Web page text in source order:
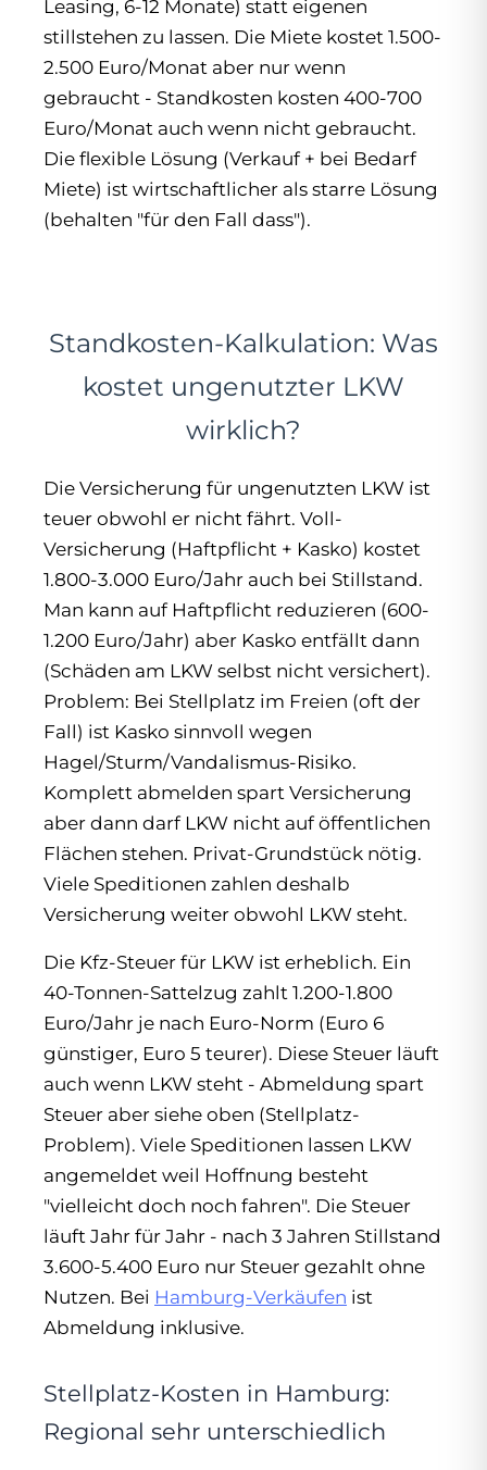
Leasing, 6-12 Monate) statt eigenen
stillstehen zu lassen. Die Miete kostet 1.500-
2.500 Euro/Monat aber nur wenn
gebraucht - Standkosten kosten 400-700
Euro/Monat auch wenn nicht gebraucht.
Die flexible Lösung (Verkauf + bei Bedarf
Miete) ist wirtschaftlicher als starre Lösung
(behalten "für den Fall dass").
Standkosten-Kalkulation: Was
kostet ungenutzter LKW
wirklich?
Die Versicherung für ungenutzten LKW ist
teuer obwohl er nicht fährt. Voll-
Versicherung (Haftpflicht + Kasko) kostet
1.800-3.000 Euro/Jahr auch bei Stillstand.
Man kann auf Haftpflicht reduzieren (600-
1.200 Euro/Jahr) aber Kasko entfällt dann
(Schäden am LKW selbst nicht versichert).
Problem: Bei Stellplatz im Freien (oft der
Fall) ist Kasko sinnvoll wegen
Hagel/Sturm/Vandalismus-Risiko.
Komplett abmelden spart Versicherung
aber dann darf LKW nicht auf öffentlichen
Flächen stehen. Privat-Grundstück nötig.
Viele Speditionen zahlen deshalb
Versicherung weiter obwohl LKW steht.
Die Kfz-Steuer für LKW ist erheblich. Ein
40-Tonnen-Sattelzug zahlt 1.200-1.800
Euro/Jahr je nach Euro-Norm (Euro 6
günstiger, Euro 5 teurer). Diese Steuer läuft
auch wenn LKW steht - Abmeldung spart
Steuer aber siehe oben (Stellplatz-
Problem). Viele Speditionen lassen LKW
angemeldet weil Hoffnung besteht
"vielleicht doch noch fahren". Die Steuer
läuft Jahr für Jahr - nach 3 Jahren Stillstand
3.600-5.400 Euro nur Steuer gezahlt ohne
Nutzen. Bei Hamburg-Verkäufen ist
Abmeldung inklusive.
Stellplatz-Kosten in Hamburg:
Regional sehr unterschiedlich